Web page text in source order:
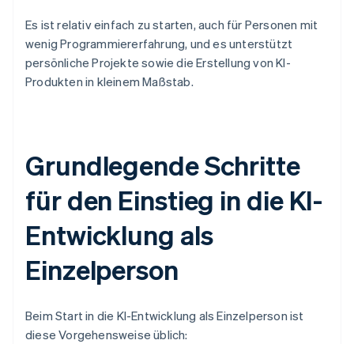
Es ist relativ einfach zu starten, auch für Personen mit
wenig Programmiererfahrung, und es unterstützt
persönliche Projekte sowie die Erstellung von KI-
Produkten in kleinem Maßstab.
Grundlegende Schritte
für den Einstieg in die KI-
Entwicklung als
Einzelperson
Beim Start in die KI-Entwicklung als Einzelperson ist
diese Vorgehensweise üblich: